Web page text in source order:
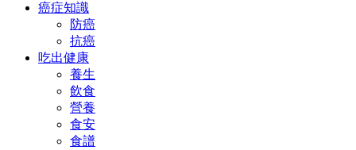
癌症知識
防癌
抗癌
吃出健康
養生
飲食
營養
食安
食譜